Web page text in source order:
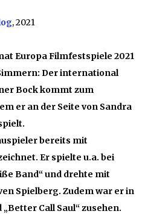
, 2021
Europa Filmfestspiele 2021
Der international
Bock kommt zum
er an der Seite von Sandra
bereits mit
Er spielte u.a. bei
Band“ und drehte mit
Spielberg. Zudem war er in
Call Saul“ zusehen.